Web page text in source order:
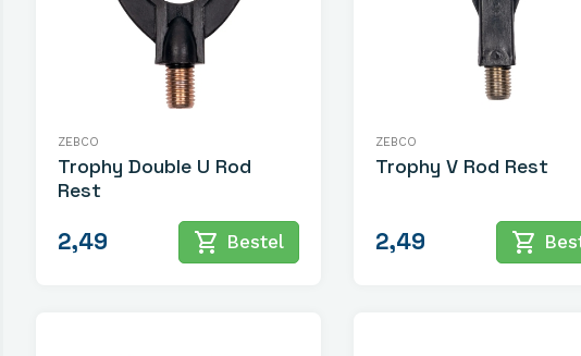
ZEBCO
Trophy Double U Rod
Rest
2,49 shopping_cart Bestel
ZEBCO
Trophy V Rod Rest
2,49 shopping_cart